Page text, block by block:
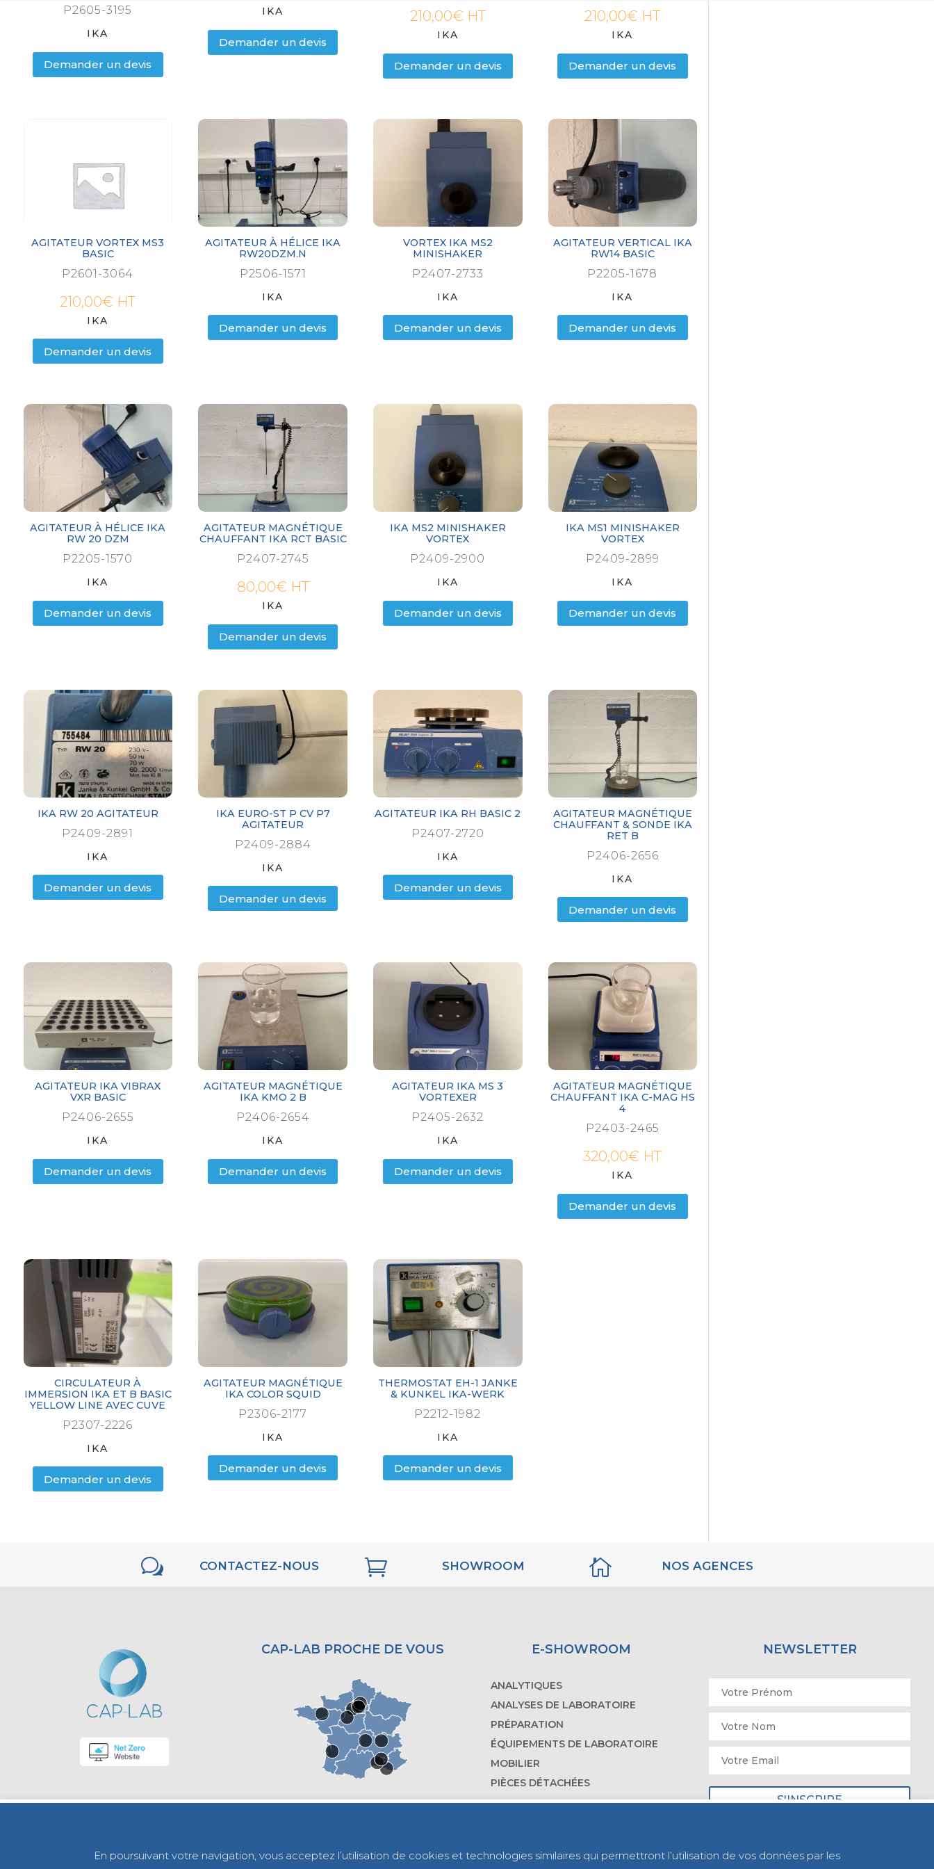
P2605-3195
IKA
Demander un devis
IKA
Demander un devis
210,00€ HT
IKA
Demander un devis
210,00€ HT
IKA
Demander un devis
AGITATEUR VORTEX MS3
BASIC
P2601-3064
210,00€ HT
IKA
Demander un devis
AGITATEUR À HÉLICE IKA
RW20DZM.N
P2506-1571
IKA
Demander un devis
VORTEX IKA MS2
MINISHAKER
P2407-2733
IKA
Demander un devis
AGITATEUR VERTICAL IKA
RW14 BASIC
P2205-1678
IKA
Demander un devis
AGITATEUR À HÉLICE IKA
RW 20 DZM
P2205-1570
IKA
Demander un devis
AGITATEUR MAGNÉTIQUE
CHAUFFANT IKA RCT BASIC
P2407-2745
80,00€ HT
IKA
Demander un devis
IKA MS2 MINISHAKER
VORTEX
P2409-2900
IKA
Demander un devis
IKA MS1 MINISHAKER
VORTEX
P2409-2899
IKA
Demander un devis
IKA RW 20 AGITATEUR
P2409-2891
IKA
Demander un devis
IKA EURO-ST P CV P7
AGITATEUR
P2409-2884
IKA
Demander un devis
AGITATEUR IKA RH BASIC 2
P2407-2720
IKA
Demander un devis
AGITATEUR MAGNÉTIQUE
CHAUFFANT & SONDE IKA
RET B
P2406-2656
IKA
Demander un devis
AGITATEUR IKA VIBRAX
VXR BASIC
P2406-2655
IKA
Demander un devis
AGITATEUR MAGNÉTIQUE
IKA KMO 2 B
P2406-2654
IKA
Demander un devis
AGITATEUR IKA MS 3
VORTEXER
P2405-2632
IKA
Demander un devis
AGITATEUR MAGNÉTIQUE
CHAUFFANT IKA C-MAG HS
4
P2403-2465
320,00€ HT
IKA
Demander un devis
CIRCULATEUR À
IMMERSION IKA ET B BASIC
YELLOW LINE AVEC CUVE
P2307-2226
IKA
Demander un devis
AGITATEUR MAGNÉTIQUE
IKA COLOR SQUID
P2306-2177
IKA
Demander un devis
THERMOSTAT EH-1 JANKE
& KUNKEL IKA-WERK
P2212-1982
IKA
Demander un devis
w CONTACTEZ-NOUS  SHOWROOM  NOS AGENCES
CAP-LAB PROCHE DE VOUS E-SHOWROOM
ANALYTIQUES
ANALYSES DE LABORATOIRE
PRÉPARATION
ÉQUIPEMENTS DE LABORATOIRE
MOBILIER
PIÈCES DÉTACHÉES
NEWSLETTER
En poursuivant votre navigation, vous acceptez l’utilisation de cookies et technologies similaires qui permettront l’utilisation de vos données par les